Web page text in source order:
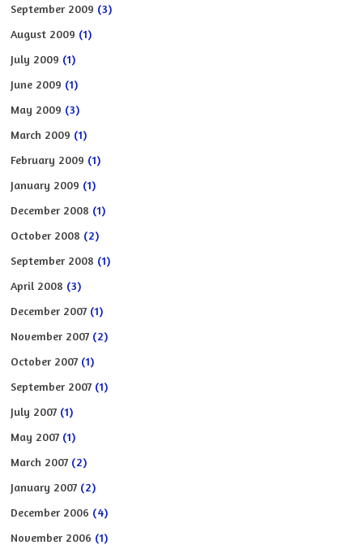
September 2009 (3)
August 2009 (1)
July 2009 (1)
June 2009 (1)
May 2009 (3)
March 2009 (1)
February 2009 (1)
January 2009 (1)
December 2008 (1)
October 2008 (2)
September 2008 (1)
April 2008 (3)
December 2007 (1)
November 2007 (2)
October 2007 (1)
September 2007 (1)
July 2007 (1)
May 2007 (1)
March 2007 (2)
January 2007 (2)
December 2006 (4)
November 2006 (1)